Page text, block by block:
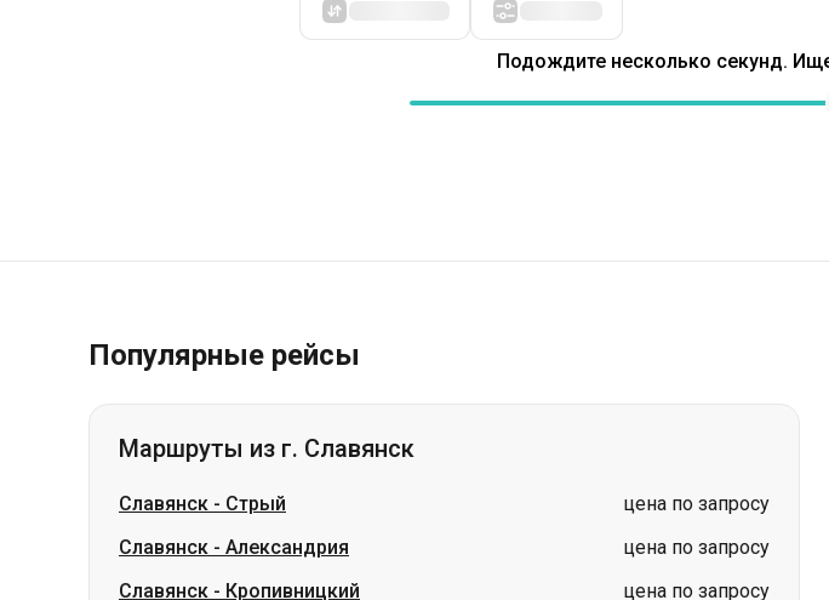
Подождите несколько секунд.
Популярные рейсы
Маршруты из г. Славянск
Славянск - Стрый
цена по запросу
Славянск - Александрия
цена по запросу
Славянск - Кропивницкий
цена по запросу